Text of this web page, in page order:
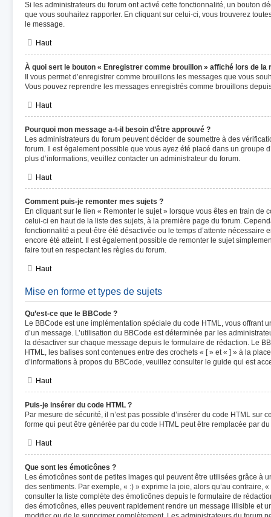
Si les administrateurs du forum ont activé cette fonctionnalité, un bouton
que vous souhaitez rapporter. En cliquant sur celui-ci, vous trouverez
le message.
Haut
À quoi sert le bouton « Enregistrer comme brouillon » affiché lors de la
Il vous permet d’enregistrer comme brouillons les messages que vous
Vous pouvez reprendre les messages enregistrés comme brouillons
Haut
Pourquoi mon message a-t-il besoin d’être approuvé ?
Les administrateurs du forum peuvent décider de soumettre à des
forum. Il est également possible que vous ayez été placé dans un groupe
plus d’informations, veuillez contacter un administrateur du forum.
Haut
Comment puis-je remonter mes sujets ?
En cliquant sur le lien « Remonter le sujet » lorsque vous êtes en train de
celui-ci en haut de la liste des sujets, à la première page du forum.
fonctionnalité a peut-être été désactivée ou le temps d’attente nécessaire
encore été atteint. Il est également possible de remonter le sujet
faire tout en respectant les règles du forum.
Haut
Mise en forme et types de sujets
Qu’est-ce que le BBCode ?
Le BBCode est une implémentation spéciale du code HTML, vous offrant
d’un message. L’utilisation du BBCode est déterminée par les
la désactiver sur chaque message depuis le formulaire de rédaction. Le
HTML, les balises sont contenues entre des crochets « [ » et « ] » à la
d’informations à propos du BBCode, veuillez consulter le guide qui est
Haut
Puis-je insérer du code HTML ?
Par mesure de sécurité, il n’est pas possible d’insérer du code HTML sur
forme qui peut être générée par du code HTML peut être remplacée par
Haut
Que sont les émoticônes ?
Les émoticônes sont de petites images qui peuvent être utilisées grâce à
des sentiments. Par exemple, « :) » exprime la joie, alors qu’au contraire,
consulter la liste complète des émoticônes depuis le formulaire de
des émoticônes, elles peuvent rapidement rendre un message illisible et